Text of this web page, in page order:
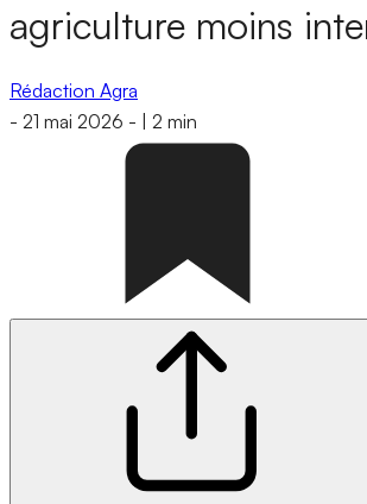
agriculture moins
Rédaction Agra
- 21 mai 2026 - 2 min